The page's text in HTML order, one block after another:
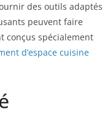
des outils adaptés
peuvent faire
conçus spécialement
d’espace cuisine